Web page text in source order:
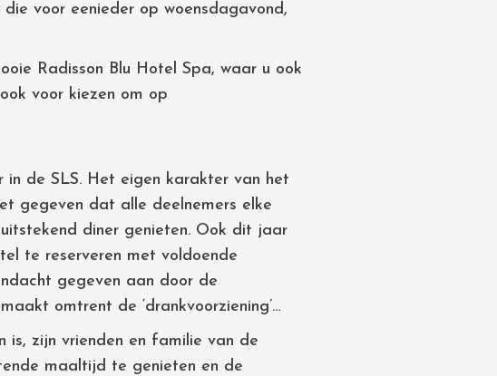
voor eenieder op woensdagavond,
Radisson Blu Hotel Spa, waar u ook
voor kiezen om op
de SLS. Het eigen karakter van het
gegeven dat alle deelnemers elke
diner genieten. Ook dit jaar
te reserveren met voldoende
gegeven aan door de
omtrent de ‘drankvoorziening’…
is, zijn vrienden en familie van de
maaltijd te genieten en de